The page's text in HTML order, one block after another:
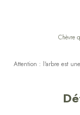
Chèvre
Attention : l'arbre est